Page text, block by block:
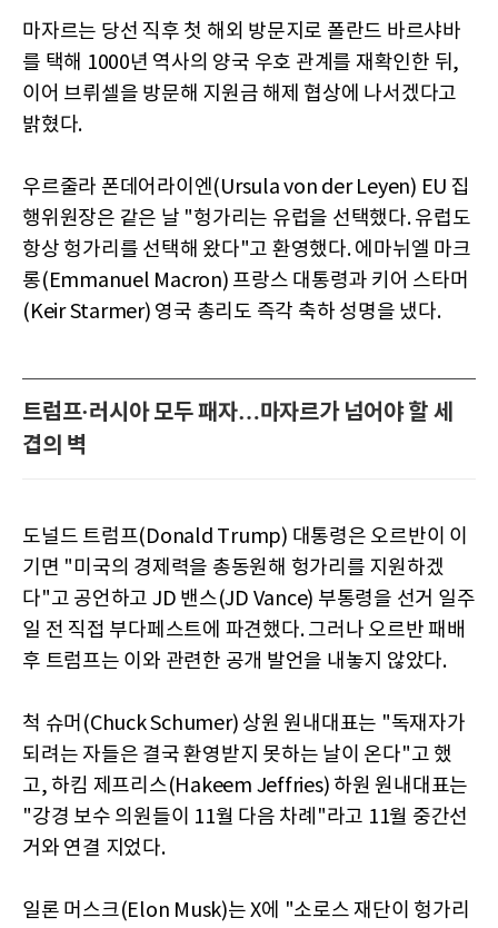
마자르는 당선 직후 첫 해외 방문지로 폴란드 바르샤바
를 택해 1000년 역사의 양국 우호 관계를 재확인한 뒤,
이어 브뤼셀을 방문해 지원금 해제 협상에 나서겠다고
밝혔다.
우르줄라 폰데어라이엔(Ursula von der Leyen) EU 집
행위원장은 같은 날 "헝가리는 유럽을 선택했다. 유럽도
항상 헝가리를 선택해 왔다"고 환영했다. 에마뉘엘 마크
롱(Emmanuel Macron) 프랑스 대통령과 키어 스타머
(Keir Starmer) 영국 총리도 즉각 축하 성명을 냈다.
트럼프·러시아 모두 패자…마자르가 넘어야 할 세
겹의 벽
도널드 트럼프(Donald Trump) 대통령은 오르반이 이
기면 "미국의 경제력을 총동원해 헝가리를 지원하겠
다"고 공언하고 JD 밴스(JD Vance) 부통령을 선거 일주
일 전 직접 부다페스트에 파견했다. 그러나 오르반 패배
후 트럼프는 이와 관련한 공개 발언을 내놓지 않았다.
척 슈머(Chuck Schumer) 상원 원내대표는 "독재자가
되려는 자들은 결국 환영받지 못하는 날이 온다"고 했
고, 하킴 제프리스(Hakeem Jeffries) 하원 원내대표는
"강경 보수 의원들이 11월 다음 차례"라고 11월 중간선
거와 연결 지었다.
일론 머스크(Elon Musk)는 X에 "소로스 재단이 헝가리